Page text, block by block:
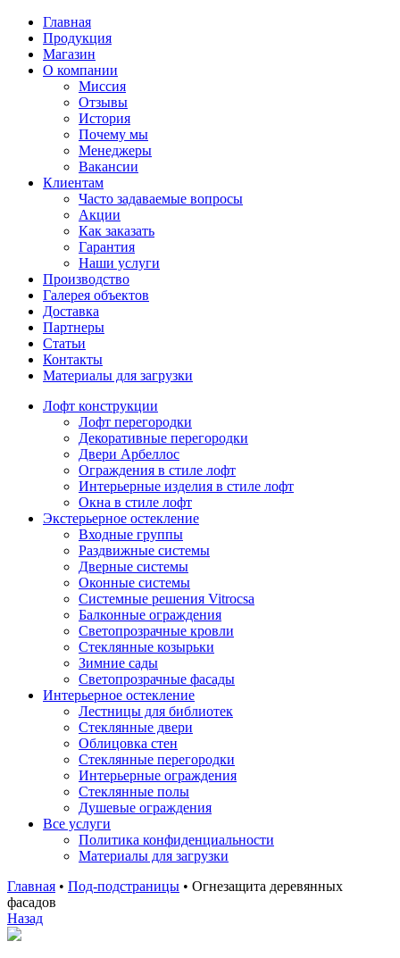
Главная
Продукция
Магазин
О компании
Миссия
Отзывы
История
Почему мы
Менеджеры
Вакансии
Клиентам
Часто задаваемые вопросы
Акции
Как заказать
Гарантия
Наши услуги
Производство
Галерея объектов
Доставка
Партнеры
Статьи
Контакты
Материалы для загрузки
Лофт конструкции
Лофт перегородки
Декоративные перегородки
Двери Арбеллос
Ограждения в стиле лофт
Интерьерные изделия в стиле лофт
Окна в стиле лофт
Экстерьерное остекление
Входные группы
Раздвижные системы
Дверные системы
Оконные системы
Системные решения Vitrocsa
Балконные ограждения
Светопрозрачные кровли
Стеклянные козырьки
Зимние сады
Светопрозрачные фасады
Интерьерное остекление
Лестницы для библиотек
Стеклянные двери
Облицовка стен
Стеклянные перегородки
Интерьерные ограждения
Стеклянные полы
Душевые ограждения
Все услуги
Политика конфиденциальности
Материалы для загрузки
Главная • Под-подстраницы • Огнезащита деревянных
фасадов
Назад